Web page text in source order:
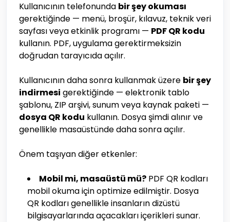
Kullanıcının telefonunda bir şey okuması
gerektiğinde — menü, broşür, kılavuz, teknik veri
sayfası veya etkinlik programı — PDF QR kodu
kullanın. PDF, uygulama gerektirmeksizin
doğrudan tarayıcıda açılır.
Kullanıcının daha sonra kullanmak üzere bir şey
indirmesi gerektiğinde — elektronik tablo
şablonu, ZIP arşivi, sunum veya kaynak paketi —
dosya QR kodu kullanın. Dosya şimdi alınır ve
genellikle masaüstünde daha sonra açılır.
Önem taşıyan diğer etkenler:
Mobil mi, masaüstü mü? PDF QR kodları
mobil okuma için optimize edilmiştir. Dosya
QR kodları genellikle insanların dizüstü
bilgisayarlarında açacakları içerikleri sunar.